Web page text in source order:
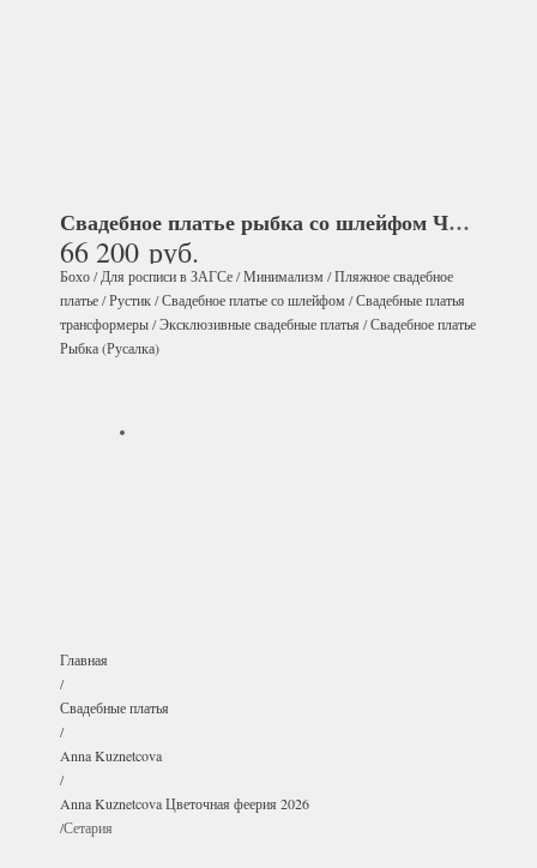
Свадебное платье рыбка со шлейфомЧалер
66 200 руб.
Бохо/Для росписи в ЗАГСе/Минимализм /Пляжное свадебное
платье/Рустик/Свадебное платье со шлейфом /Свадебные платья
трансформеры/Эксклюзивные свадебные платья /Свадебное платье
Рыбка (Русалка)
Главная
/
Свадебные платья
/
Anna Kuznetcova
/
Anna Kuznetcova Цветочная феерия 2026
/Сетария